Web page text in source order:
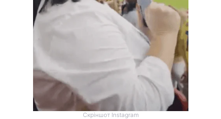
Скріншот Instagram